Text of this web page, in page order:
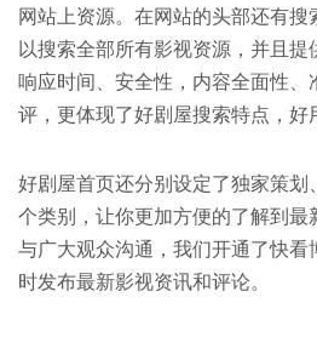
网站上资源。在网站的头部还有
以搜索全部所有影视资源，并且
响应时间、安全性，内容全面性
评，更体现了好剧屋搜索特点，好
好剧屋首页还分别设定了独家策
个类别，让你更加方便的了解到
与广大观众沟通，我们开通了快
时发布最新影视资讯和评论。